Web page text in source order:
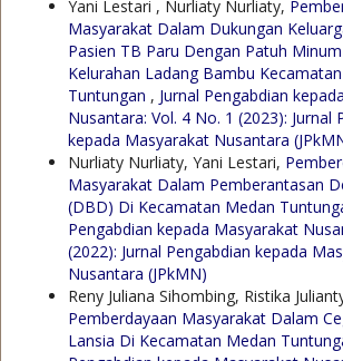
Yani Lestari , Nurliaty Nurliaty,
Masyarakat Dalam Dukungan
Pasien TB Paru Dengan Patuh
Kelurahan Ladang Bambu
Tuntungan , Jurnal Pengabdian
Nusantara: Vol. 4 No. 1 (2023): Jurnal
kepada Masyarakat Nusantara
Nurliaty Nurliaty, Yani Lestari,
Masyarakat Dalam Pemberantasan
(DBD) Di Kecamatan Medan
Pengabdian kepada Masyarakat
(2022): Jurnal Pengabdian kepada
Nusantara (JPkMN)
Reny Juliana Sihombing, Ristika
Pemberdayaan Masyarakat Dalam
Lansia Di Kecamatan Medan